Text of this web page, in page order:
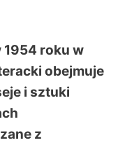
1954 roku w
obejmuje
i sztuki
z